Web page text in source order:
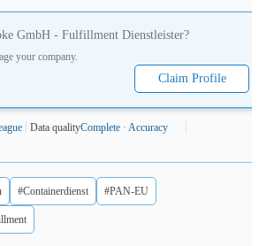
GmbH - Fulfillment Dienstleister?
your company.
Claim Profile
Data qualityComplete · Accuracy
#Containerdienst #PAN-EU